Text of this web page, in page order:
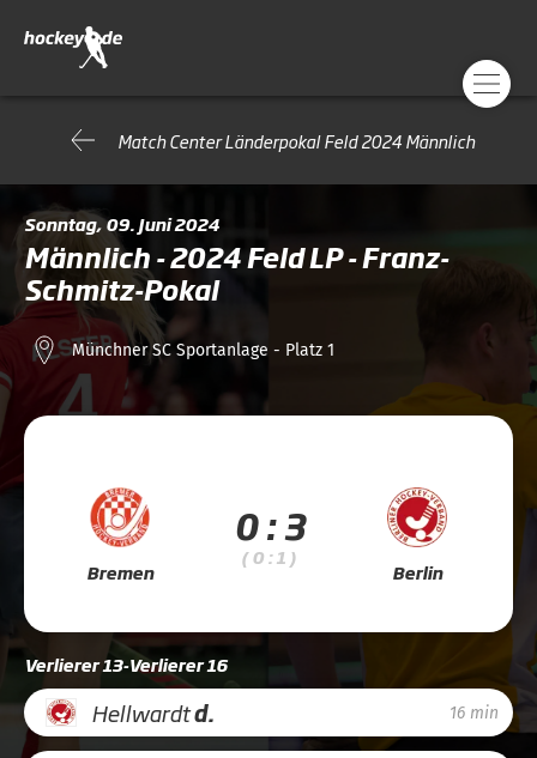
Match Center Länderpokal Feld 2024 Männlich
Sonntag, 09. Juni 2024
Männlich - 2024 Feld LP - Franz-
Schmitz-Pokal
Münchner SC Sportanlage - Platz 1
Bremen
0 : 3
( 0 : 1 )
Berlin
Verlierer 13-Verlierer 16
Hellwardtd. 16 min